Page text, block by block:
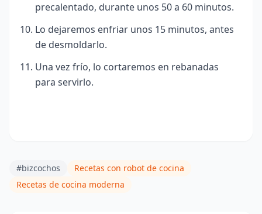
precalentado, durante unos 50 a 60 minutos.
Lo dejaremos enfriar unos 15 minutos, antes
de desmoldarlo.
Una vez frío, lo cortaremos en rebanadas
para servirlo.
#bizcochos
Recetas con robot de cocina
Recetas de cocina moderna